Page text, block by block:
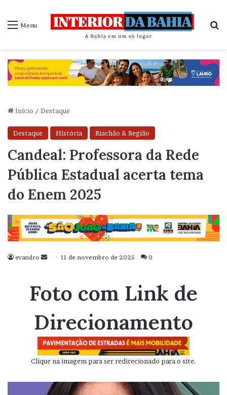
Menu
Início / Destaque
Destaque História Riachão & Região
Candeal: Professora da Rede
Pública Estadual acerta tema
do Enem 2025
evandro
Mande
mail
11 de novembro de 2025 0
Foto com Link de
Direcionamento
Clique na imagem para ser redirecionado para o site.